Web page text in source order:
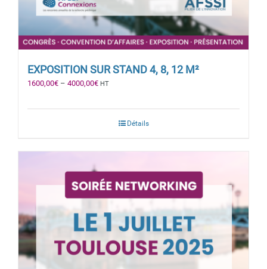
EXPOSITION SUR STAND 4, 8, 12 M²
1600,00€ – 4000,00€ HT
Détails